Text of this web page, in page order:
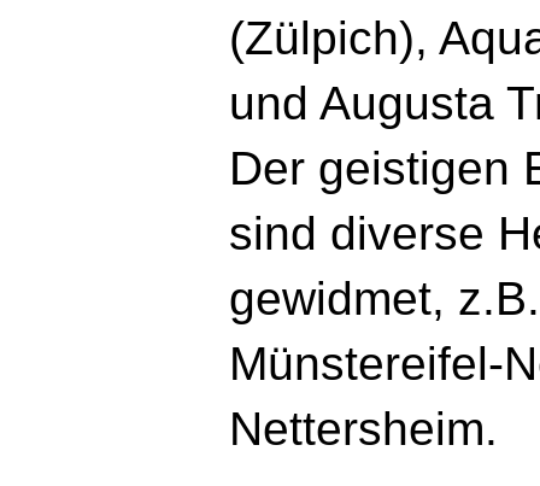
(Zülpich),
und Augusta
Der geistigen
sind diverse
gewidmet,
Münstereifel-
Nettersheim.